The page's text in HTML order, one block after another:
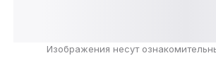
Изображения несут